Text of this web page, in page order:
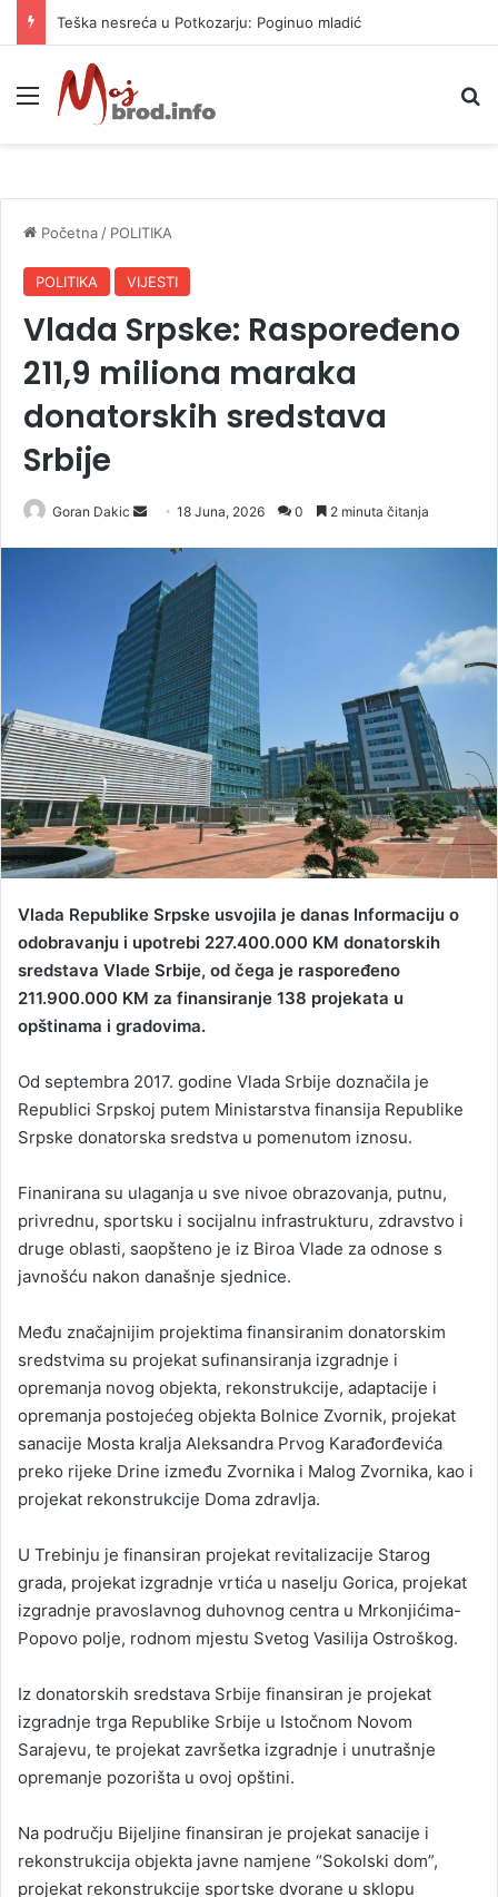
Vrućine ne prestaju: Danas i do 38 stepeni
Meni
Početna / POLITIKA
POLITIKA VIJESTI
Vlada Srpske: Raspoređeno
211,9 miliona maraka
donatorskih sredstava
Srbije
Goran Dakic
d
a
n
e
m
a
i
l
18 Juna, 2026 0 2 minuta čitanja
Vlada Republike Srpske usvojila je danas Informaciju o
odobravanju i upotrebi 227.400.000 KM donatorskih
sredstava Vlade Srbije, od čega je raspoređeno
211.900.000 KM za finansiranje 138 projekata u
opštinama i gradovima.
Od septembra 2017. godine Vlada Srbije doznačila je
Republici Srpskoj putem Ministarstva finansija Republike
Srpske donatorska sredstva u pomenutom iznosu.
Finanirana su ulaganja u sve nivoe obrazovanja, putnu,
privrednu, sportsku i socijalnu infrastrukturu, zdravstvo i
druge oblasti, saopšteno je iz Biroa Vlade za odnose s
javnošću nakon današnje sjednice.
Među značajnijim projektima finansiranim donatorskim
sredstvima su projekat sufinansiranja izgradnje i
opremanja novog objekta, rekonstrukcije, adaptacije i
opremanja postojećeg objekta Bolnice Zvornik, projekat
sanacije Mosta kralja Aleksandra Prvog Karađorđevića
preko rijeke Drine između Zvornika i Malog Zvornika, kao i
projekat rekonstrukcije Doma zdravlja.
U Trebinju je finansiran projekat revitalizacije Starog
grada, projekat izgradnje vrtića u naselju Gorica, projekat
izgradnje pravoslavnog duhovnog centra u Mrkonjićima-
Popovo polje, rodnom mjestu Svetog Vasilija Ostroškog.
Iz donatorskih sredstava Srbije finansiran je projekat
izgradnje trga Republike Srbije u Istočnom Novom
Sarajevu, te projekat završetka izgradnje i unutrašnje
opremanje pozorišta u ovoj opštini.
Na području Bijeljine finansiran je projekat sanacije i
rekonstrukcija objekta javne namjene “Sokolski dom”,
projekat rekonstrukcije sportske dvorane u sklopu